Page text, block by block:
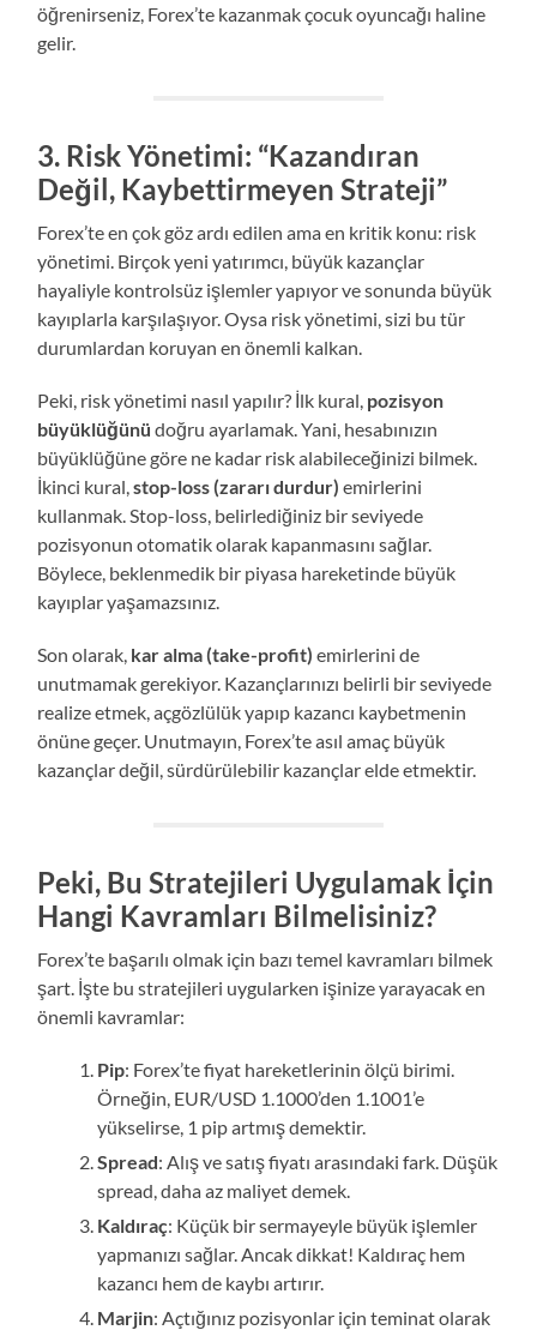
öğrenirseniz, Forex’te kazanmak çocuk oyuncağı haline
gelir.
3. Risk Yönetimi: “Kazandıran
Değil, Kaybettirmeyen Strateji”
Forex’te en çok göz ardı edilen ama en kritik konu: risk
yönetimi. Birçok yeni yatırımcı, büyük kazançlar
hayaliyle kontrolsüz işlemler yapıyor ve sonunda büyük
kayıplarla karşılaşıyor. Oysa risk yönetimi, sizi bu tür
durumlardan koruyan en önemli kalkan.
Peki, risk yönetimi nasıl yapılır? İlk kural, pozisyon
büyüklüğünü doğru ayarlamak. Yani, hesabınızın
büyüklüğüne göre ne kadar risk alabileceğinizi bilmek.
İkinci kural,stop-loss (zararı durdur) emirlerini
kullanmak. Stop-loss, belirlediğiniz bir seviyede
pozisyonun otomatik olarak kapanmasını sağlar.
Böylece, beklenmedik bir piyasa hareketinde büyük
kayıplar yaşamazsınız.
Son olarak, kar alma (take-profit) emirlerini de
unutmamak gerekiyor. Kazançlarınızı belirli bir seviyede
realize etmek, açgözlülük yapıp kazancı kaybetmenin
önüne geçer. Unutmayın, Forex’te asıl amaç büyük
kazançlar değil, sürdürülebilir kazançlar elde etmektir.
Peki, Bu Stratejileri Uygulamak İçin
Hangi Kavramları Bilmelisiniz?
Forex’te başarılı olmak için bazı temel kavramları bilmek
şart. İşte bu stratejileri uygularken işinize yarayacak en
önemli kavramlar:
Pip: Forex’te fiyat hareketlerinin ölçü birimi.
Örneğin, EUR/USD 1.1000’den 1.1001’e
yükselirse, 1 pip artmış demektir.
Spread: Alış ve satış fiyatı arasındaki fark. Düşük
spread, daha az maliyet demek.
Kaldıraç: Küçük bir sermayeyle büyük işlemler
yapmanızı sağlar. Ancak dikkat! Kaldıraç hem
kazancı hem de kaybı artırır.
Marjin: Açtığınız pozisyonlar için teminat olarak